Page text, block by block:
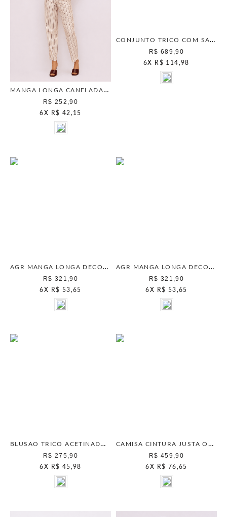
MANGA LONGA CANELADA BERRY
R$ 252,90
6 X R$ 42,15
CONJUNTO TRICO COM SAIA PRETO
R$ 689,90
6X R$ 114,98
AGR MANGA LONGA DECOTE COSTA SEPIA
R$ 321,90
6 X R$ 53,65
AGR MANGA LONGA DECOTE COSTA OFF WHITE
R$ 321,90
6 X R$ 53,65
BLUSAO TRICO ACETINADO VERMELHO CHAMBERRY
R$ 275,90
6 X R$ 45,98
CAMISA CINTURA JUSTA OFF WHITE
R$ 459,90
6 X R$ 76,65